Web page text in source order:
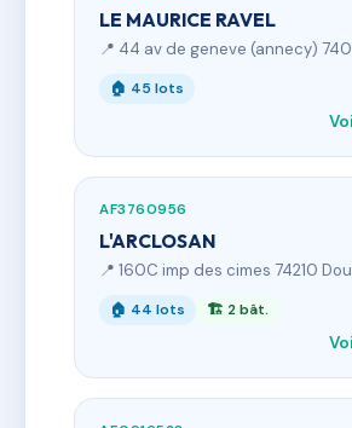
LE MAURICE RAVEL
📍 44 av de geneve (annecy)
🏠 45 lots
AF3760956
L'ARCLOSAN
📍 160C imp des cimes 74210
🏠 44 lots 🏗 2 bât.